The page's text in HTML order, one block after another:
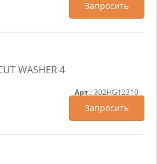
Запросить
WASHER 4
Арт.: 302HG12310
Запросить